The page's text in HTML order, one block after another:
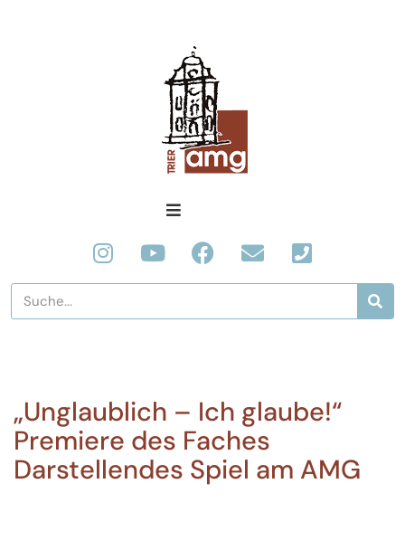
„Unglaublich – Ich glaube!“
Premiere des Faches
Darstellendes Spiel am AMG